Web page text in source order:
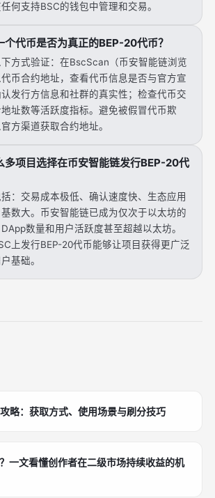
何支持BSC的钱包中管理和交易。
个代币是否为真正的BEP-20代币？
方式验证：在BscScan（币安智能链浏览
币合约地址，查看代币信息是否与官方宣
发行方信息和社群的真实性；检查代币交
址数等活跃度指标。避免被假冒代币欺
方渠道获取合约地址。
多项目选择在币安智能链发行BEP-20代
：交易成本极低、确认速度快、生态应用
数大。币安智能链已成为仅次于以太坊的
数量和用户活跃度甚至超越以太坊。
上发行BEP-20代币能够让项目获得更广泛
基础。
略：获取方式、使用场景与刷分技巧
一文看懂创作者在二级市场持续收益的机